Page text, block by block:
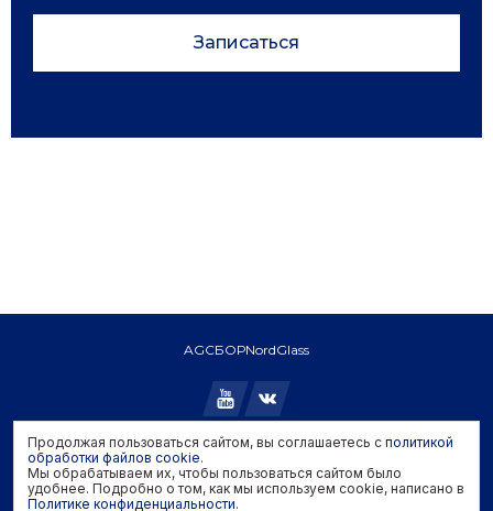
Записаться
AGCБОРNordGlass
Copyright © 2026 AGC. All rights reserved.
Политика конфиденциальности
Политика обработки файлов cookie
Продолжая пользоваться сайтом, вы соглашаетесь с политикой
обработки файлов cookie.
Мы обрабатываем их, чтобы пользоваться сайтом было
удобнее. Подробно о том, как мы используем cookie, написано в
Политике конфиденциальности.